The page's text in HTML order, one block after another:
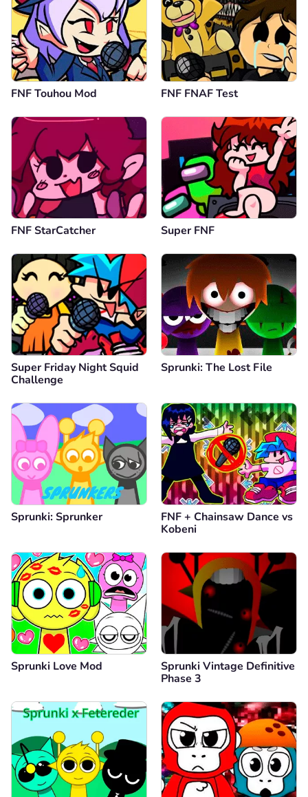
FNF Touhou Mod FNF FNAF Test
FNF StarCatcher Super FNF
Super Friday Night Squid
Challenge
Sprunki: The Lost File
Sprunki: Sprunker
FNF + Chainsaw Dance vs
Kobeni
Sprunki Love Mod
Sprunki Vintage Definitive
Phase 3